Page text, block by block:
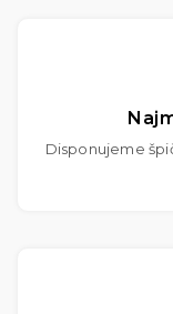
Disponujeme